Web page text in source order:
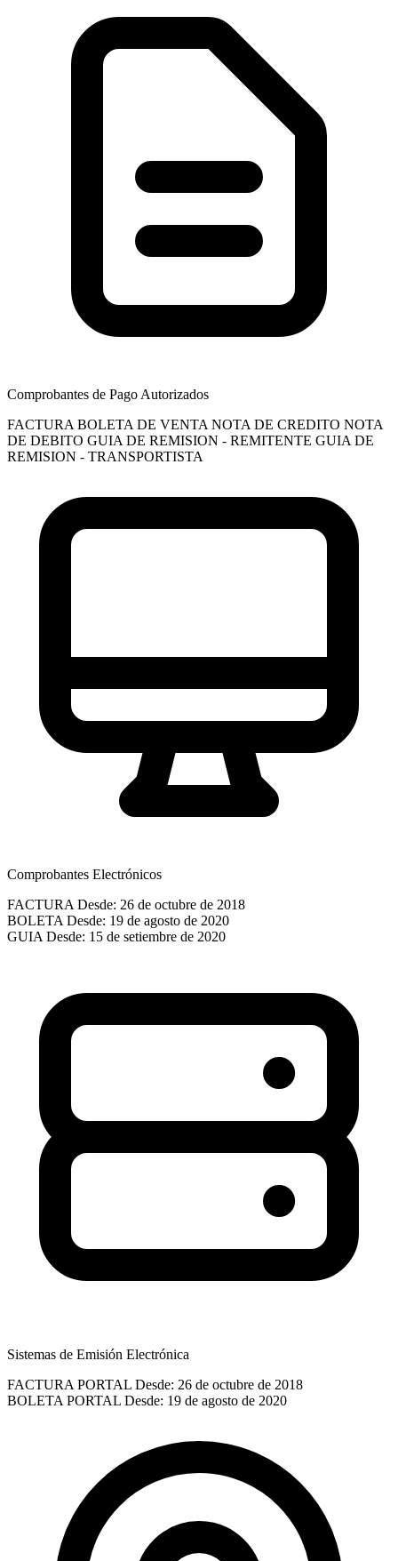
Comprobantes de Pago Autorizados
FACTURA BOLETA DE VENTA NOTA DE CREDITO NOTA
DE DEBITO GUIA DE REMISION - REMITENTE GUIA DE
REMISION - TRANSPORTISTA
Comprobantes Electrónicos
FACTURA Desde: 26 de octubre de 2018
BOLETA Desde: 19 de agosto de 2020
GUIA Desde: 15 de setiembre de 2020
Sistemas de Emisión Electrónica
FACTURA PORTAL Desde: 26 de octubre de 2018
BOLETA PORTAL Desde: 19 de agosto de 2020